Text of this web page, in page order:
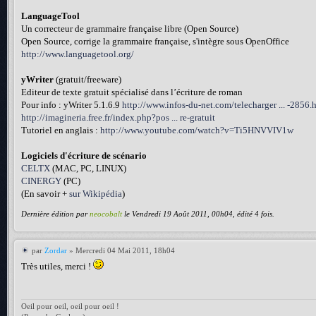
LanguageTool
Un correcteur de grammaire française libre (Open Source)
Open Source, corrige la grammaire française, s'intègre sous OpenOffice
http://www.languagetool.org/
yWriter (gratuit/freeware)
Editeur de texte gratuit spécialisé dans l’écriture de roman
Pour info : yWriter 5.1.6.9 http://www.infos-du-net.com/telecharger ... -
http://imagineria.free.fr/index.php?pos ... re-gratuit
Tutoriel en anglais : http://www.youtube.com/watch?v=Ti5HNVVIV1w
Logiciels d'écriture de scénario
CELTX (MAC, PC, LINUX)
CINERGY (PC)
(En savoir + sur Wikipédia)
Dernière édition parneocobaltle Vendredi 19 Août 2011, 00h04, édité 4 fois.
par Zordar » Mercredi 04 Mai 2011, 18h04
Très utiles, merci !
Oeil pour oeil, oeil pour oeil !